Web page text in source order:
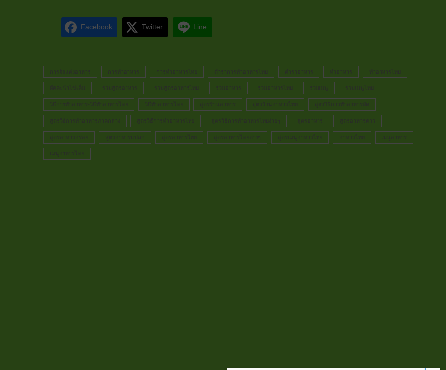
Facebook Twitter Line
วิธีการทำอาหาร-วิธีทำอาหารไทย วิธีทำอาหารไทย สูตรวิธีการทำอาหารผัด
สูตรวิธีการทำอาหารภาคกลาง สูตรวิธีการทำอาหารไทย สูตรวิธีการทำอาหารไทยง่ายๆ